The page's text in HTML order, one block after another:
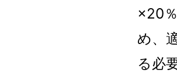
×20
め、
る必